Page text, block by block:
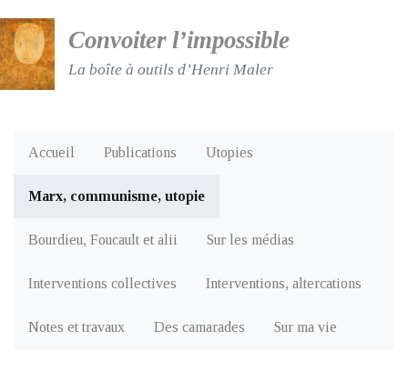
Convoiter l’impossible
La boîte à outils d’Henri Maler
Accueil Publications Utopies
Marx, communisme, utopie
Bourdieu, Foucault et alii Sur les médias
Interventions collectives Interventions, altercations
Notes et travaux Des camarades Sur ma vie